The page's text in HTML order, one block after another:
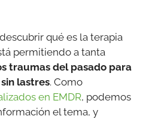
qué es la terapia
permitiendo a tanta
traumas del pasado para
lastres. Como
en EMDR, podemos
el tema, y